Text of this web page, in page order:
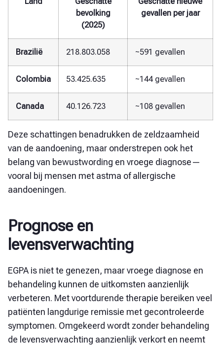
bevolking
(2025)
gevallen per jaar
Brazilië 218.803.058 ~591 gevallen
Colombia 53.425.635 ~144 gevallen
Canada 40.126.723 ~108 gevallen
Deze schattingen benadrukken de zeldzaamheid
van de aandoening, maar onderstrepen ook het
belang van bewustwording en vroege diagnose—
vooral bij mensen met astma of allergische
aandoeningen.
Prognose en
levensverwachting
EGPA is niet te genezen, maar vroege diagnose en
behandeling kunnen de uitkomsten aanzienlijk
verbeteren. Met voortdurende therapie bereiken veel
patiënten langdurige remissie met gecontroleerde
symptomen. Omgekeerd wordt zonder behandeling
de levensverwachting aanzienlijk verkort en neemt